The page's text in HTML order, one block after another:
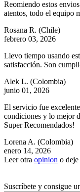
Reomiendo estos
atentos, todo el equipo
Rosana R. (Chile)
febrero 03, 2026
Llevo tiempo usando
satisfacción. Son
Alek L. (Colombia)
junio 01, 2026
El servicio fue
condiciones y lo mejor
Super Recomendados!
Lorena A. (Colombia)
enero 14, 2026
Leer otra opinion o
Suscríbete y consigue